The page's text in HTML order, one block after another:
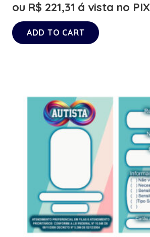
ou R$ 221,31 á vista no PIX
ADD TO CART